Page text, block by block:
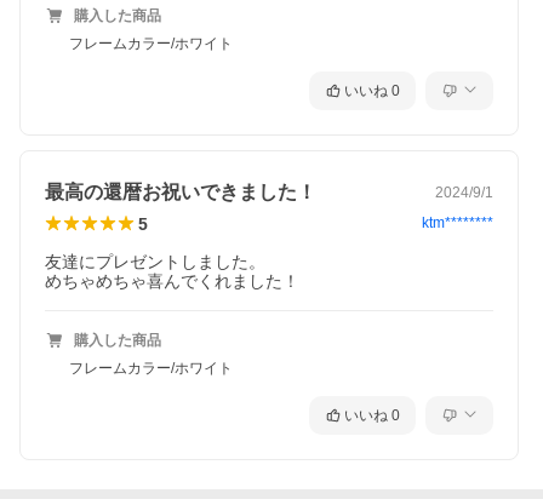
購入した商品
フレームカラー/ホワイト
いいね 0
最高の還暦お祝いできました！ 2024/9/1
5 ktm********
友達にプレゼントしました。
めちゃめちゃ喜んでくれました！
購入した商品
フレームカラー/ホワイト
いいね 0